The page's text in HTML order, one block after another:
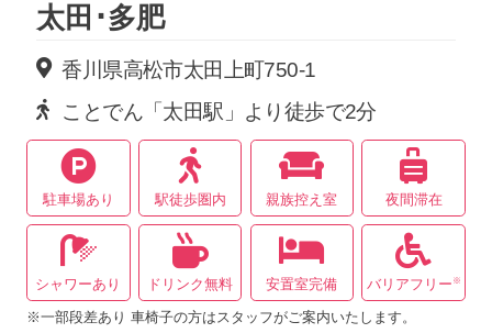
太田･多肥
香川県高松市太田上町750-1
ことでん「太田駅」より徒歩で2分
駐車場あり 駅徒歩圏内 親族控え室 夜間滞在
シャワーあり ドリンク無料 安置室完備 バリアフリー ※
※一部段差あり 車椅子の方はスタッフがご案内いたします。